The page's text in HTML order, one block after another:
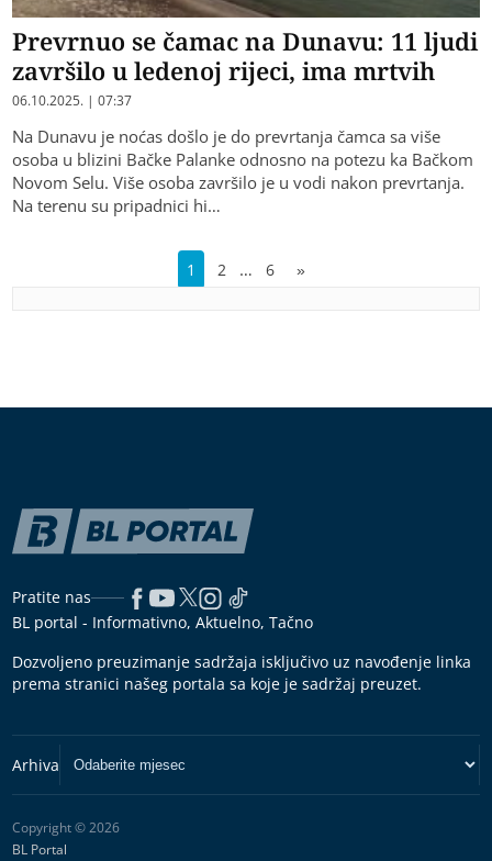
Prevrnuo se čamac na Dunavu: 11 ljudi
završilo u ledenoj rijeci, ima mrtvih
06.10.2025. | 07:37
Na Dunavu je noćas došlo je do prevrtanja čamca sa više
osoba u blizini Bačke Palanke odnosno na potezu ka Bačkom
Novom Selu. Više osoba završilo je u vodi nakon prevrtanja.
Na terenu su pripadnici hi…
1 2 … 6 »
Pratite nas
BL portal - Informativno, Aktuelno, Tačno
Dozvoljeno preuzimanje sadržaja isključivo uz navođenje linka
prema stranici našeg portala sa koje je sadržaj preuzet.
Copyright © 2026
BL Portal